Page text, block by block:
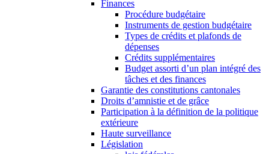
Finances
Procédure budgétaire
Instruments de gestion budgétaire
Types de crédits et plafonds de
dépenses
Crédits supplémentaires
Budget assorti d’un plan intégré des
tâches et des finances
Garantie des constitutions cantonales
Droits d’amnistie et de grâce
Participation à la définition de la politique
extérieure
Haute surveillance
Législation